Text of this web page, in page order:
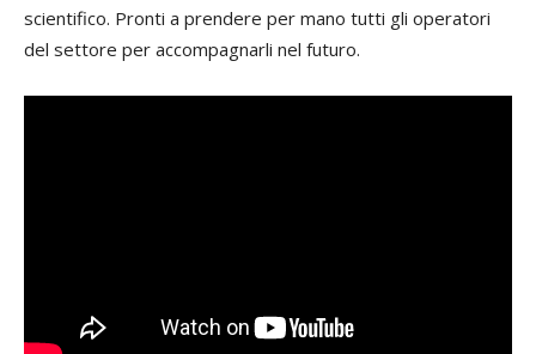
scientifico. Pronti a prendere per mano tutti gli operatori
del settore per accompagnarli nel futuro.